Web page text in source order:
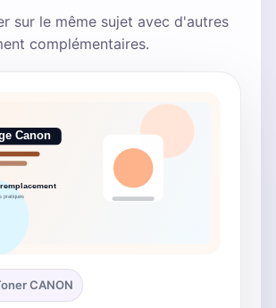
sur le même sujet avec d'autres
complémentaires.
CANON